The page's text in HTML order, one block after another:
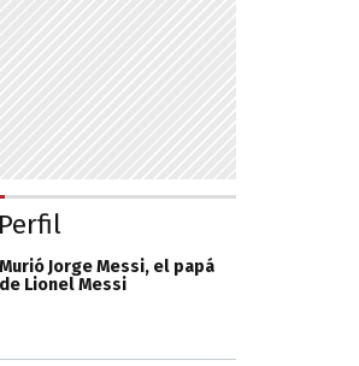
Murió Jorge Messi, el papá
de Lionel Messi